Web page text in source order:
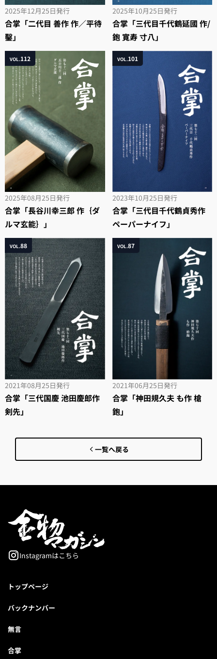
2025年12月25日発行
合掌「二代目 善作 作／平待
鑿」
2025年10月25日発行
合掌「三代目千代鶴延國 作/
鉋 寛寿 寸八」
VOL.112
2025年08月25日発行
合掌「長谷川幸三郎 作｛ダ
ルマ玄能｝」
VOL.101
2023年10月25日発行
合掌「三代目千代鶴貞秀作
ペーパーナイフ」
VOL.88
2021年08月25日発行
合掌「三代国慶 池田慶郎作
剣先」
VOL.87
2021年06月25日発行
合掌「神田規久夫 も作 槍
鉋」
一覧へ戻る
Instagramはこちら
トップページ
バックナンバー
無言
合掌